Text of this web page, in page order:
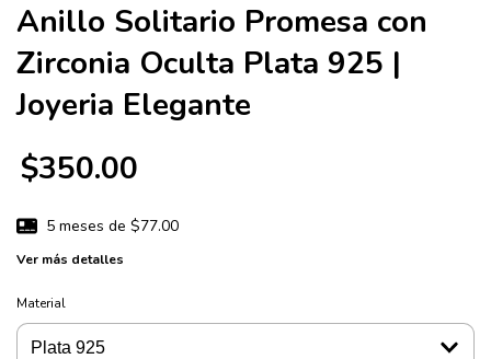
Anillo Solitario Promesa con
Zirconia Oculta Plata 925 |
Joyeria Elegante
$350.00
5 meses de $77.00
Ver más detalles
Material